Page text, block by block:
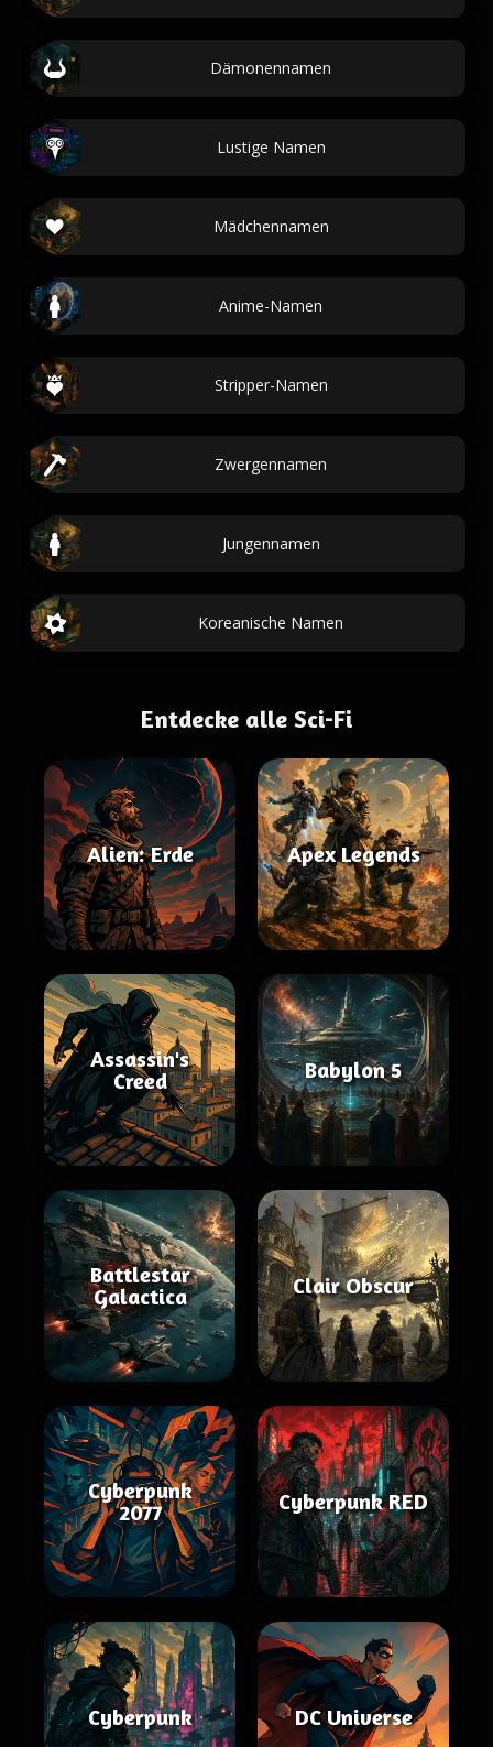
Dämonennamen
Lustige Namen
Mädchennamen
Anime-Namen
Stripper-Namen
Zwergennamen
Jungennamen
Koreanische Namen
Entdecke alle Sci-Fi
Alien: Erde Apex Legends
Assassin's
Creed
Babylon 5
Battlestar
Galactica
Clair Obscur
Cyberpunk
2077
Cyberpunk RED
Cyberpunk DC Universe